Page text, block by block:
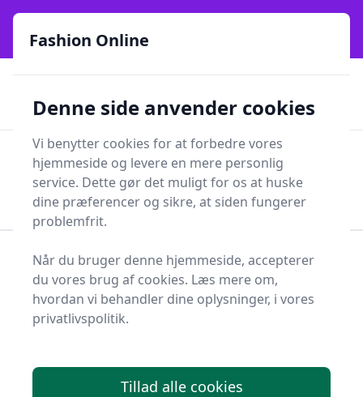
Fashion Online - Din genvej til stil, trends og smarte fund
online siden 2017
Lynhurtig levering ⭐⭐⭐⭐⭐✨981 forskellige produkttyper
Fashion Online
Søg
Forside Smykker Øvrige Smykker Smykkelås
Topliste over de 0
bedste smykkellåse i
2025
Fashion Online
Denne side anvender cookies
Vi benytter cookies for at forbedre vores
hjemmeside og levere en mere personlig
service. Dette gør det muligt for os at huske
dine præferencer og sikre, at siden fungerer
problemfrit.
Når du bruger denne hjemmeside, accepterer
du vores brug af cookies. Læs mere om,
hvordan vi behandler dine oplysninger, i vores
privatlivspolitik.
Tillad alle cookies